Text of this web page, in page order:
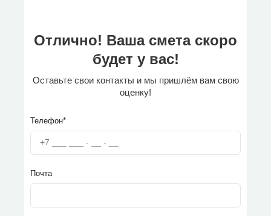
Отлично! Ваша смета скоро
будет у вас!
Оставьте свои контакты и мы пришлём вам свою
оценку!
Телефон*
Почта